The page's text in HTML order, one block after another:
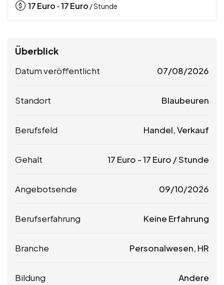
17Euro -17Euro / Stunde
Überblick
Datum veröffentlicht 07/08/2026
Standort Blaubeuren
Berufsfeld Handel, Verkauf
Gehalt 17 Euro -17 Euro / Stunde
Angebotsende 09/10/2026
Berufserfahrung Keine Erfahrung
Branche Personalwesen, HR
Bildung Andere